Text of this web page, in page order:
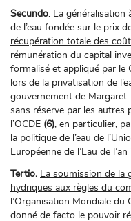
Secundo . La
de l’eau fondée sur le prix
récupération totale des
rémunération du capital
formalisé et appliqué par le
lors de la privatisation de
gouvernement de Margaret
sans réserve par les autres
l’OCDE (6) , en particulier,
la politique de l’eau de
Européenne de l’Eau de l’an
Tertio. La soumission de la
hydriques aux règles du
l’Organisation Mondiale du
donné de facto le pouvoir